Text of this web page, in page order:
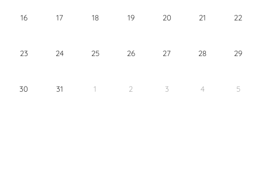
16 17 18 19 20 21 22
23 24 25 26 27 28 29
30 31 1 2 3 4 5